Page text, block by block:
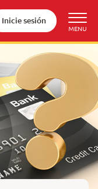
Inicie sesión